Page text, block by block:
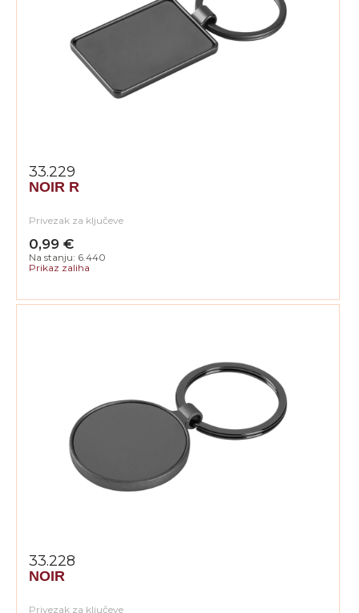
33.229
NOIR R
Privezak za ključeve
0,99 €
Na stanju: 6.440
Prikaz zaliha
33.228
NOIR
Privezak za ključeve